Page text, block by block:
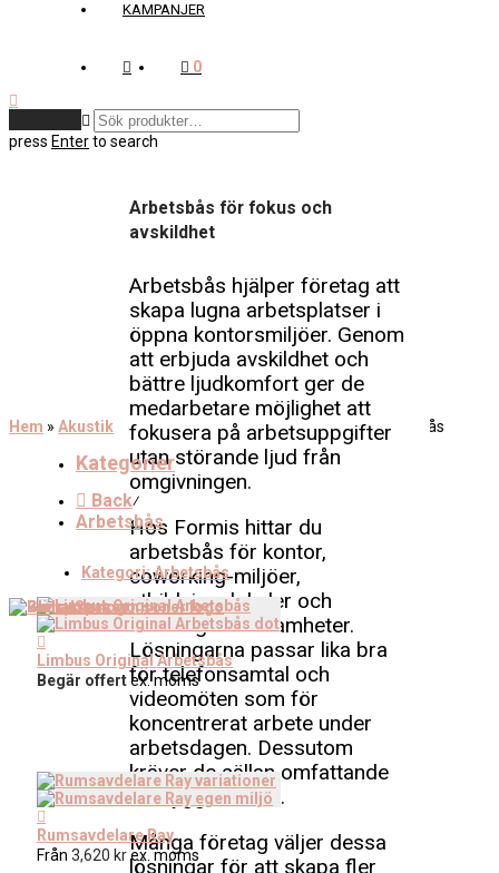
KAMPANJER
0
press Enterto search
Arbetsbås för fokus och
avskildhet
Arbetsbås hjälper företag att
skapa lugna arbetsplatser i
öppna kontorsmiljöer. Genom
att erbjuda avskildhet och
bättre ljudkomfort ger de
medarbetare möjlighet att
fokusera på arbetsuppgifter
utan störande ljud från
omgivningen.
Hos Formis hittar du
arbetsbås för kontor,
coworking-miljöer,
utbildningslokaler och
offentliga verksamheter.
Lösningarna passar lika bra
för telefonsamtal och
videomöten som för
koncentrerat arbete under
arbetsdagen. Dessutom
kräver de sällan omfattande
ombyggnationer.
Många företag väljer dessa
lösningar för att skapa fler
Hem » Akustik för kontor och offentliga miljöer»Arbetsbås
Kategorier
Back⁄
Arbetsbås
Kategori:Arbetsbås
Limbus Original Arbetsbås
Begär offertex. moms
Rumsavdelare Ray
Från 3,620 krex. moms